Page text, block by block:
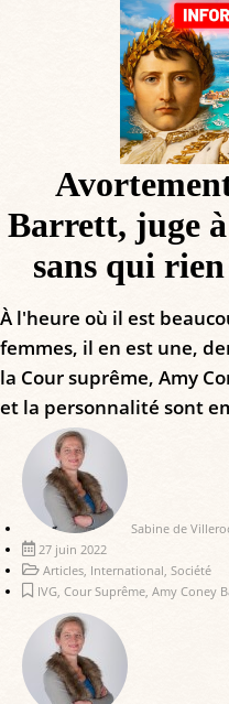
Barrett, juge
sans qui
À l'heure où il est
femmes, il en est une,
la Cour suprême, Amy
et la personnalité sont
Sabine de
27 juin 2022
Articles, International, Société
IVG, Cour Suprême, Amy Coney